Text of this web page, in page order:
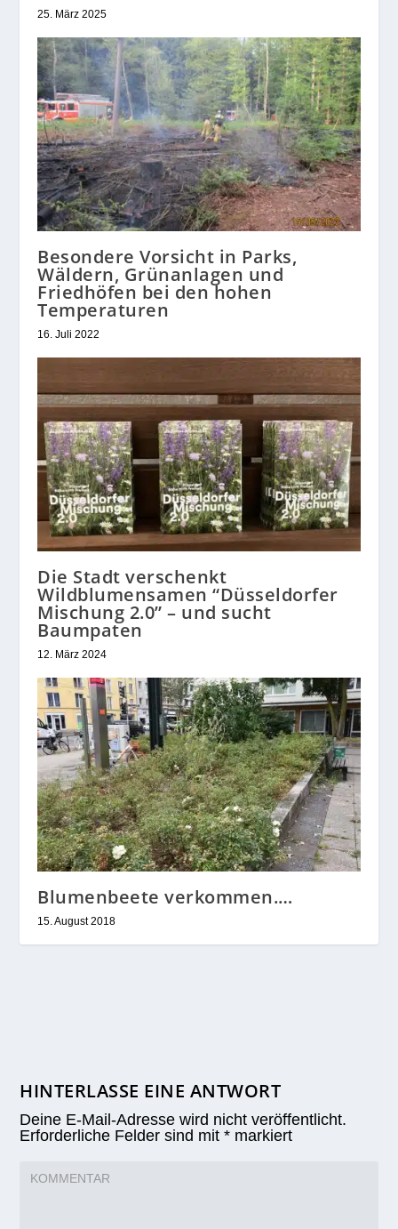
25. März 2025
Besondere Vorsicht in Parks,
Wäldern, Grünanlagen und
Friedhöfen bei den hohen
Temperaturen
16. Juli 2022
Die Stadt verschenkt
Wildblumensamen “Düsseldorfer
Mischung 2.0” – und sucht
Baumpaten
12. März 2024
Blumenbeete verkommen.…
15. August 2018
HINTERLASSE EINE ANTWORT
Deine E-Mail-Adresse wird nicht veröffentlicht.
Erforderliche Felder sind mit* markiert